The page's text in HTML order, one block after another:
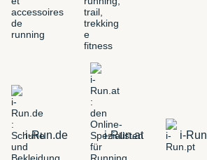
i-Run.de i-Run.at i-